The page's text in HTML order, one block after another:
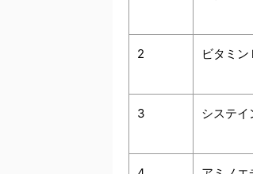
2 ビタミン
3 システイ